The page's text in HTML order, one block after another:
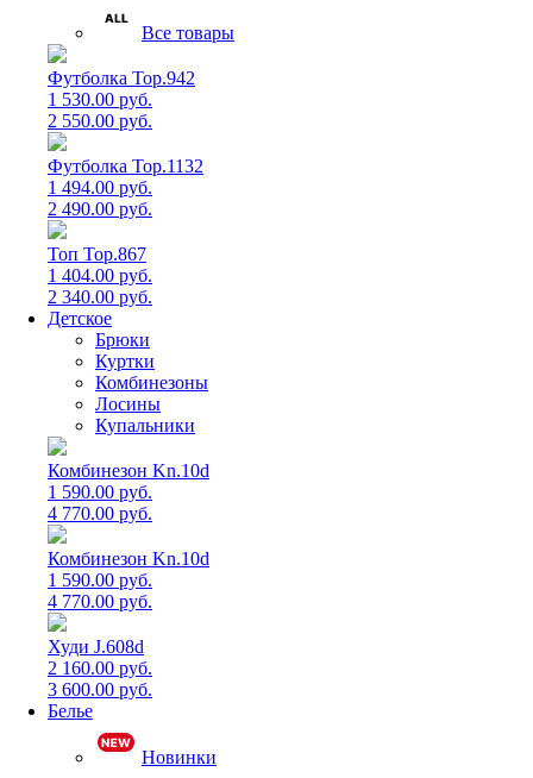
Все товары
Футболка Top.942
1 530.00 руб.
2 550.00 руб.
Футболка Top.1132
1 494.00 руб.
2 490.00 руб.
Топ Top.867
1 404.00 руб.
2 340.00 руб.
Детское
Брюки
Куртки
Комбинезоны
Лосины
Купальники
Комбинезон Kn.10d
1 590.00 руб.
4 770.00 руб.
Комбинезон Kn.10d
1 590.00 руб.
4 770.00 руб.
Худи J.608d
2 160.00 руб.
3 600.00 руб.
Белье
Новинки